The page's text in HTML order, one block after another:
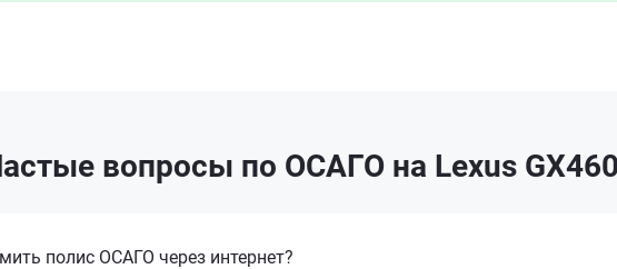
вопросы по ОСАГО на Lexus
полис ОСАГО через интернет?